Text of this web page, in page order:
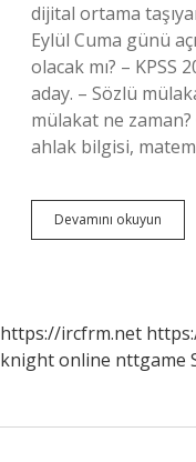
dijital ortama
Eylül Cuma günü
olacak mı? – KPSS
aday. – Sözlü
mülakat ne
ahlak bilgisi,
Devamını okuyun
Sözlü
https://ircfrm.net
knight online nttgame